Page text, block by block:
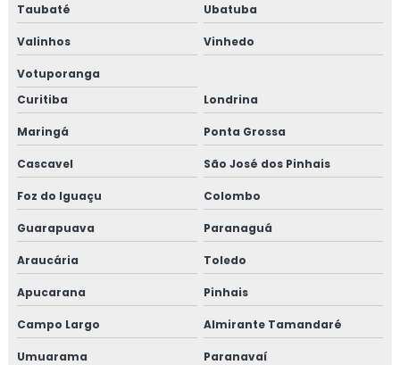
Projeto de segurança contra incêndio
Projeto de segurança contra incêndio e pânico
Projeto de sistema de combate a incêndio
Projeto de sistema de incêndio
Projetos eletricos orçamento
Projetos de engenharia elétrica
Projetos de instalações elétricas prediais
Segurança do trabalho ltcat
Taubaté Ubatuba
Valinhos Vinhedo
Votuporanga
Curitiba
Londrina
Maringá Ponta Grossa
Cascavel São José dos Pinhais
Foz do Iguaçu Colombo
Guarapuava Paranaguá
Araucária Toledo
Apucarana Pinhais
Campo Largo Almirante Tamandaré
Umuarama Paranavaí